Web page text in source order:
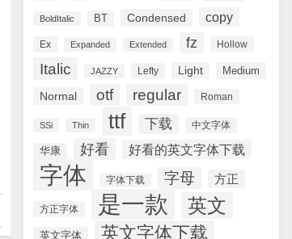
BoldItalic BT Condensed copy
Ex Expanded Extended fz Hollow
Italic JAZZY Lefty Light Medium
Normal otf regular Roman
SSi Thin ttf 下载 中文字体
华康 好看 好看的英文字体下载
字体 字体下载 字母 方正
方正字体 是一款 英文
英文字体 英文字体下载